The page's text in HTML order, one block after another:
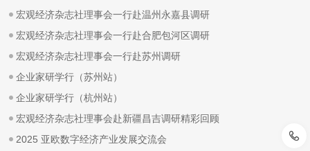
宏观经济杂志社理事会一行赴温州永嘉县调研
宏观经济杂志社理事会一行赴合肥包河区调研
宏观经济杂志社理事会一行赴苏州调研
企业家研学行（苏州站）
企业家研学行（杭州站）
宏观经济杂志社理事会赴新疆昌吉调研精彩回顾
2025 亚欧数字经济产业发展交流会